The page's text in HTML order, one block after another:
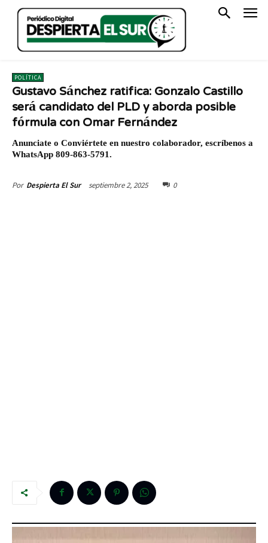
POLÍTICA
Gustavo Sánchez ratifica: Gonzalo Castillo
será candidato del PLD y aborda posible
fórmula con Omar Fernández
Anunciate o Conviértete en nuestro colaborador, escríbenos a
WhatsApp 809-863-5791.
Por Despierta El Sur septiembre 2, 2025 0